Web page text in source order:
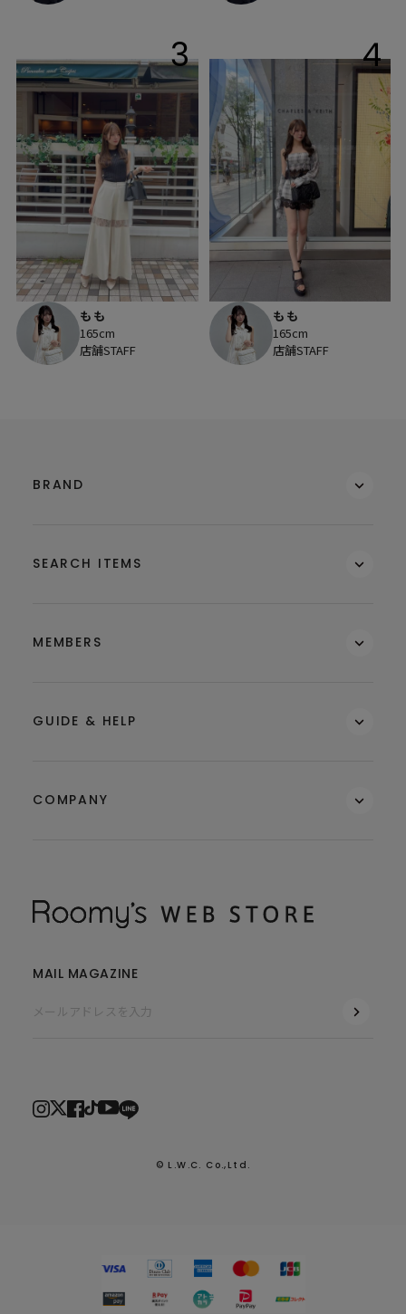
3
もも
165cm
店舗STAFF
4
もも
165cm
店舗STAFF
BRAND
SEARCH ITEMS
MEMBERS
GUIDE & HELP
COMPANY
MAIL MAGAZINE
© L.W.C. Co.,Ltd.